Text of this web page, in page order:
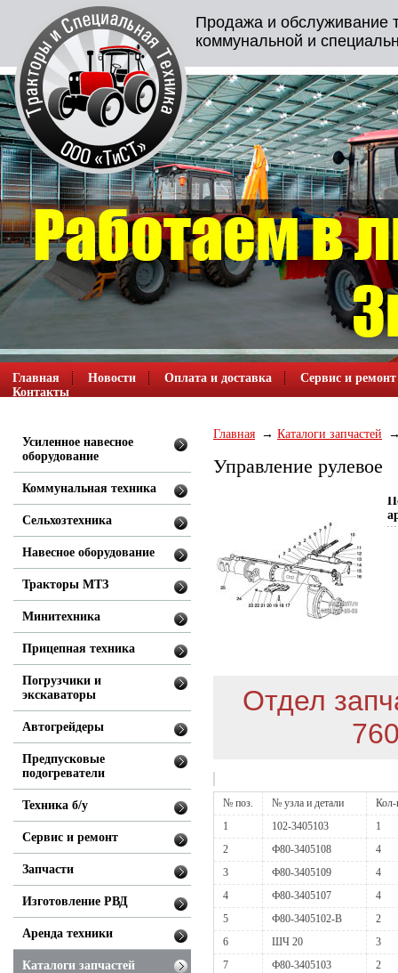
Продажа и обслуживание
коммунальной и
Главная Новости Оплата и доставка
Сервис и ремонт
Контакты
Главная Каталоги запчастей
Управление рулевое
Отдел
№ поз. № узла и детали
Кол-
1
102-3405103
1
2
Ф80-3405108
4
3
Ф80-3405109
4
4
Ф80-3405107
4
5
Ф80-3405102-В
2
6
ШЧ 20
3
7
Ф80-3405103
2
Усиленное навесное
оборудование
Коммунальная техника
Сельхозтехника
Навесное оборудование
Тракторы МТЗ
Минитехника
Прицепная техника
Погрузчики и
экскаваторы
Автогрейдеры
Предпусковые
подогреватели
Техника б/у
Сервис и ремонт
Запчасти
Изготовление РВД
Аренда техники
Каталоги запчастей